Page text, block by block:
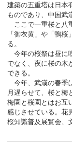
建築の五重塔は日本
ものであり、中国武
ここで一重桜と八
「御衣黄」や「鴨
る。
今年の桜祭は昼に
でなく、夜に桜の木
できる。
今年、武漢の春季
月遅らせて、桜と梅
梅園と桜園とはお互
感じさせている。花
桜知識普及展覧会、